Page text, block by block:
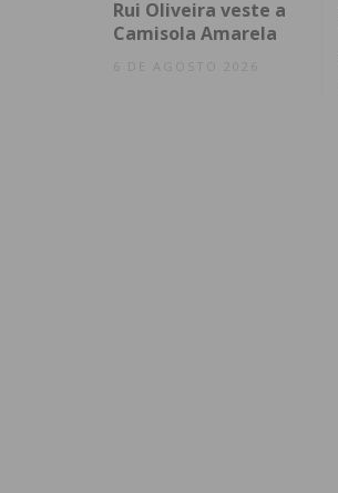
Rui Oliveira veste a
Camisola Amarela
6 DE AGOSTO 2026